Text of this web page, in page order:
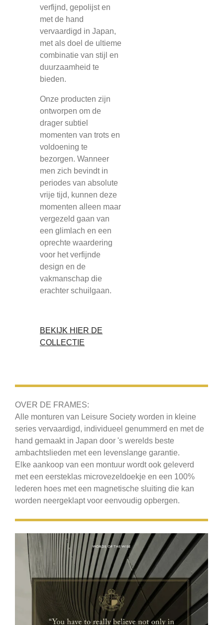
verfijnd, gepolijst en
met de hand
vervaardigd in Japan,
met als doel de ultieme
combinatie van stijl en
duurzaamheid te
bieden.
Onze producten zijn
ontworpen om de
drager subtiel
momenten van trots en
voldoening te
bezorgen. Wanneer
men zich bevindt in
periodes van absolute
vrije tijd, kunnen deze
momenten alleen maar
vergezeld gaan van
een glimlach en een
oprechte waardering
voor het verfijnde
design en de
vakmanschap die
erachter schuilgaan.
BEKIJK HIER DE
COLLECTIE
OVER DE FRAMES:
Alle monturen van Leisure Society worden in kleine
series vervaardigd, individueel genummerd en met de
hand gemaakt in Japan door 's werelds beste
ambachtslieden met een levenslange garantie.
Elke aankoop van een montuur wordt ook geleverd
met een eersteklas microvezeldoekje en een 100%
lederen hoes met een magnetische sluiting die kan
worden neergeklapt voor eenvoudig opbergen.